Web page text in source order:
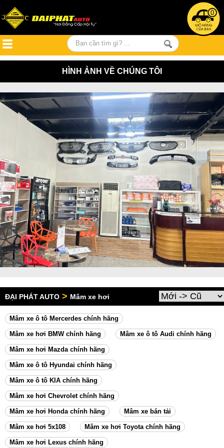
0
HÌNH ẢNH VỀ CHÚNG TÔI
ĐẠI PHÁT AUTO > Mâm xe hơi
Mâm xe ô tô Mercerdes chính hãng
Mâm xe hơi BMW chính hãng Mâm xe ô tô Audi chính hãng
Mâm xe hơi Mazda chính hãng
Mâm xe ô tô Hyundai chính hãng
Mâm xe ô tô KIA chính hãng
Mâm xe hơi Chevrolet chính hãng
Mâm xe hơi Honda chính hãng Mâm xe bán tải
Mâm xe hơi 5x108 Mâm xe hơi Toyota chính hãng
Mâm xe hơi Lexus chính hãng